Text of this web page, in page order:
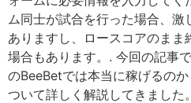
ム同士が試合を行った場合、
ありますし、ロースコアのまま
場合もあります。. 今回の記事
のBeeBetでは本当に稼げるの
ついて詳しく解説してきまし